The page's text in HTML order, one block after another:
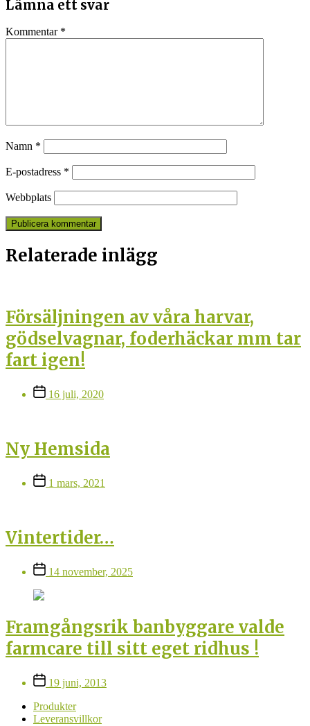
Lämna ett svar
Kommentar *
Namn *
E-postadress *
Webbplats
Relaterade inlägg
Försäljningen av våra harvar,
gödselvagnar, foderhäckar mm tar
fart igen!
Inläggsdatum
16 juli, 2020
Ny Hemsida
Inläggsdatum
1 mars, 2021
Vintertider…
Inläggsdatum
14 november, 2025
Framgångsrik banbyggare valde
farmcare till sitt eget ridhus !
Inläggsdatum
19 juni, 2013
Produkter
Leveransvillkor